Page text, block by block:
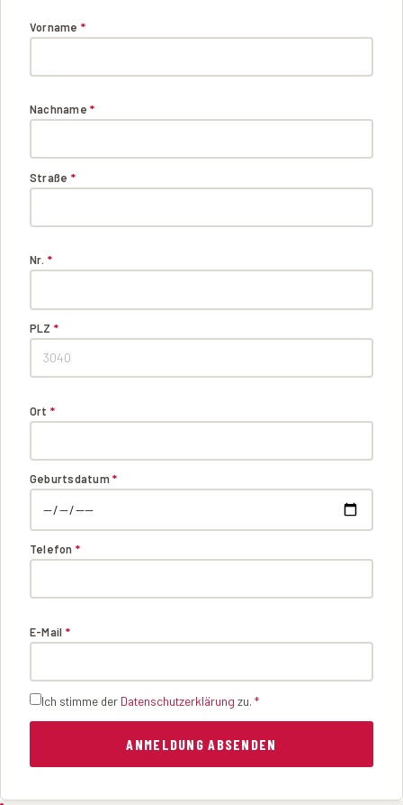
Vorname *
Nachname*
Straße *
Nr. *
PLZ *
Ort *
Geburtsdatum*
Telefon *
E-Mail *
Ich stimme der Datenschutzerklärung zu. *
ANMELDUNG ABSENDEN